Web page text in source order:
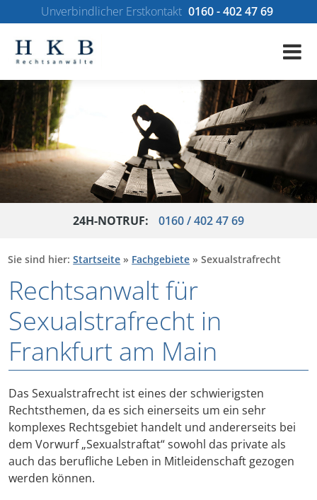
Unverbindlicher Erstkontakt 0160 - 402 47 69
24H-NOTRUF: 0160 / 402 47 69
Sie sind hier:Startseite » Fachgebiete »Sexualstrafrecht
Rechtsanwalt für
Sexualstrafrecht in
Frankfurt am Main
Das Sexualstrafrecht ist eines der schwierigsten
Rechtsthemen, da es sich einerseits um ein sehr
komplexes Rechtsgebiet handelt und andererseits bei
dem Vorwurf „Sexualstraftat“ sowohl das private als
auch das berufliche Leben in Mitleidenschaft gezogen
werden können.